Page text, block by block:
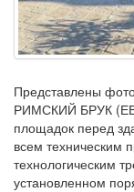
Представлены
РИМСКИЙ БРУК
площадок перед
всем техническим
технологическим
установленном